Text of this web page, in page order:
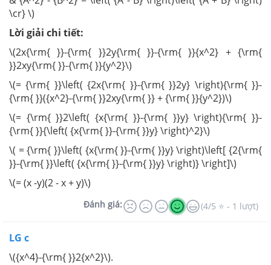
\cr} \)
Lời giải chi tiết:
\(2x{\rm{ }}-{\rm{ }}2y{\rm{ }}-{\rm{ }}{x^2} + {\rm{
}}2xy{\rm{ }}-{\rm{ }}{y^2}\)
\(= {\rm{ }}\left( {2x{\rm{ }}-{\rm{ }}2y} \right){\rm{ }}-
{\rm{ }}({x^2}-{\rm{ }}2xy{\rm{ }} + {\rm{ }}{y^2})\)
\(= {\rm{ }}2\left( {x{\rm{ }}-{\rm{ }}y} \right){\rm{ }}-
{\rm{ }}{\left( {x{\rm{ }}-{\rm{ }}y} \right)^2}\)
\( = {\rm{ }}\left( {x{\rm{ }}-{\rm{ }}y} \right)\left[ {2{\rm{
}}-{\rm{ }}\left( {x{\rm{ }}-{\rm{ }}y} \right)} \right]\)
\(= (x -y)(2 - x + y)\)
Đánh giá: (4/5 ⭐ - 1 lượt)
LG c
\({x^4}-{\rm{ }}2{x^2}\).